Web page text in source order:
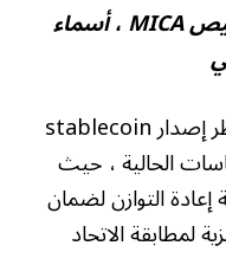
Coinbase يؤمن ترخيص MICA ، أسماء
وفقًا للجنة ، يمكن التحكم في مخاطر إصدار stablecoin
الحالية ، حيث
التوازن لضمان
لمطابقة الاتحاد